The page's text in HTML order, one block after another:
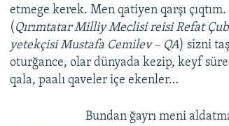
etmege kerek. Men qatiyen qarşı
( Qırımtatar Milliy Meclisi reisi Refat
yetekçisi Mustafa Cemilev – QA) sizni
oturğance, olar dünyada kezip, keyf
qala, paalı qaveler içe ekenler…
Bundan ğayrı meni